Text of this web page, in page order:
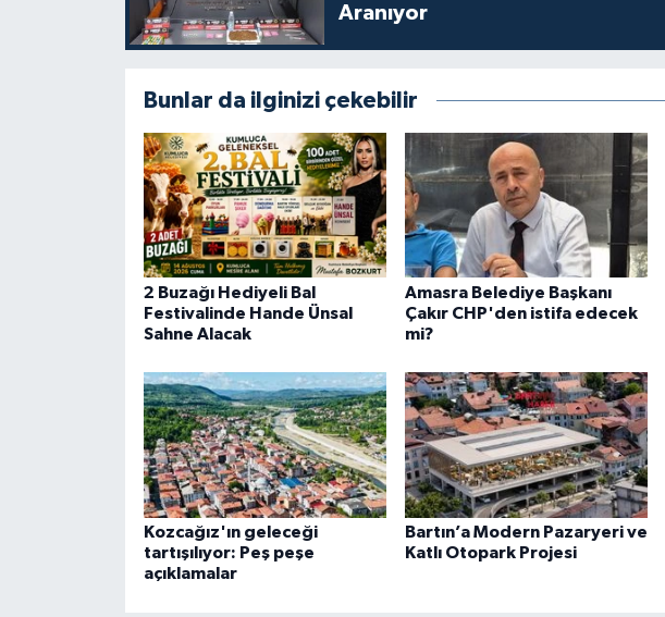
Aranıyor
Bunlar da ilginizi çekebilir
2 Buzağı Hediyeli Bal
Festivalinde Hande Ünsal
Sahne Alacak
Amasra Belediye Başkanı
Çakır CHP'den istifa edecek
mi?
Kozcağız'ın geleceği
tartışılıyor: Peş peşe
açıklamalar
Bartın’a Modern Pazaryeri ve
Katlı Otopark Projesi